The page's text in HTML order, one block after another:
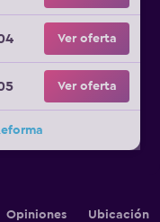
Ver oferta
Ver oferta
Opiniones Ubicación